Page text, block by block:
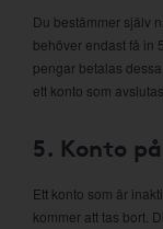
Du bestämmer själv
behöver endast få in
pengar betalas
ett konto som
5. Konto
Ett konto som är
kommer att tas bort.